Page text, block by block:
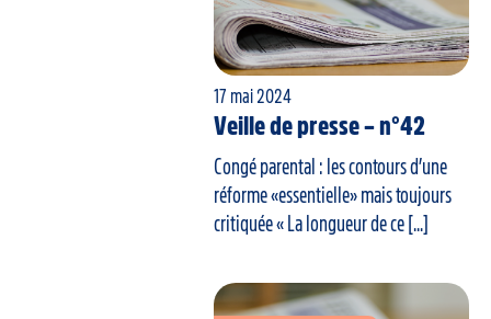
17 mai 2024
Veille de presse – n°42
Congé parental : les contours d’une
réforme «essentielle» mais toujours
critiquée « La longueur de ce [...]